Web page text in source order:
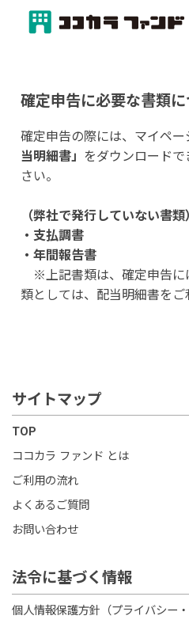
ン
へ
キ
ッ
確定申告に必要な書類に
確定申告の際には、マイペー
当明細書」
をダウンロード
さい。
（弊社で発行していない書類
・支払調書
・年間報告書
※上記書類は、確定申告に
類としては、配当明細書をご
サイトマップ
TOP
ココカラ ファンド とは
ご利用の流れ
よくあるご質問
お問い合わせ
法令に基づく情報
個人情報保護方針（プライバシー・